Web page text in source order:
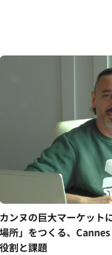
カンヌの巨大マーケット
場所」をつくる、
役割と課題